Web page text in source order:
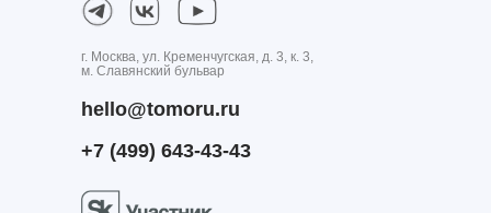
г. Москва, ул. Кременчугская, д. 3, к. 3,
м. Славянский бульвар
hello@tomoru.ru
+7 (499) 643-43-43